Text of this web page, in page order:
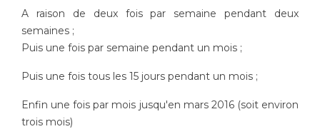
A raison de deux fois par semaine pendant deux
semaines ;
Puis une fois par semaine pendant un mois ;
Puis une fois tous les 15 jours pendant un mois ;
Enfin une fois par mois jusqu'en mars 2016 (soit environ
trois mois)